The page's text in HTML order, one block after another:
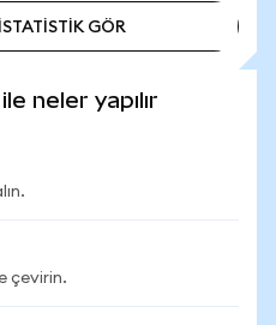
GÖR
neler yapılır
çevirin.